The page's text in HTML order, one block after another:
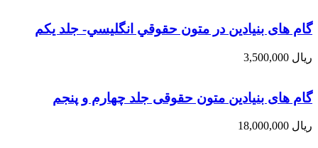
گام های بنیادین در متون حقوقي انگليسي- جلد يكم
ریال
گام های بنیادین متون حقوقی جلد چهارم و پنجم
ریال